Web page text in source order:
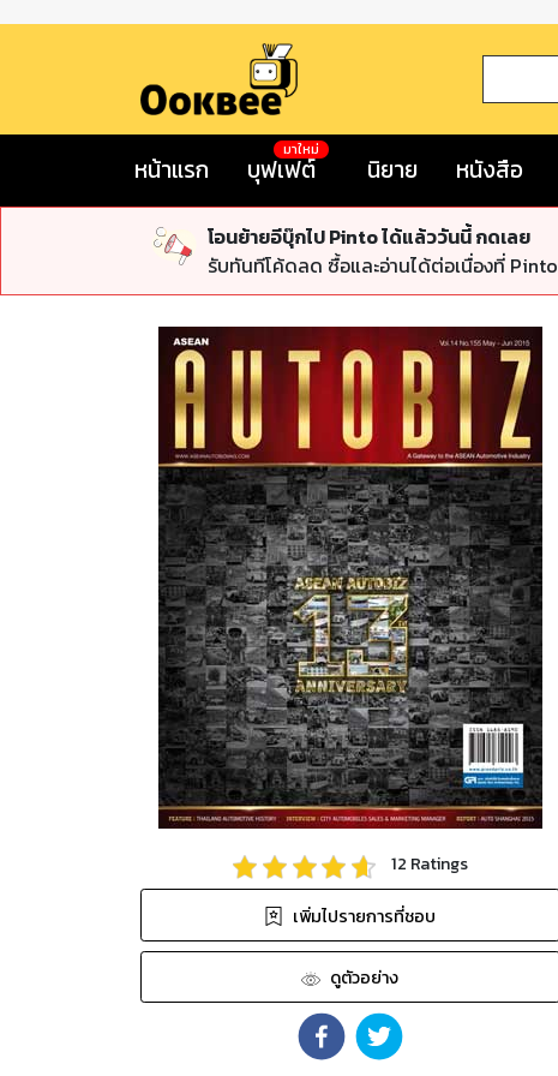
หน้าแรก บุฟเฟต์
มาใหม่
นิยาย หนังสือ
โอนย้ายอีบุ๊กไป Pinto ได้แล้ววันนี้ กดเลย
รับทันทีโค้ดลด ซื้อและอ่านได้ต่อเนื่องที่ Pinto
12 Ratings
เพิ่มไปรายการที่ชอบ
ดูตัวอย่าง